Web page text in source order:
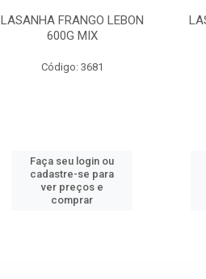
LASANHA FRANGO LEBON
600G MIX
Código: 3681
Faça seu login ou
cadastre-se para
ver preços e
comprar